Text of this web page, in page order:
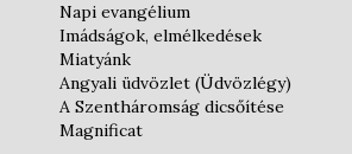
Napi evangélium
Imádságok, elmélkedések
Miatyánk
Angyali üdvözlet (Üdvözlégy)
A Szentháromság dicsőítése
Magnificat